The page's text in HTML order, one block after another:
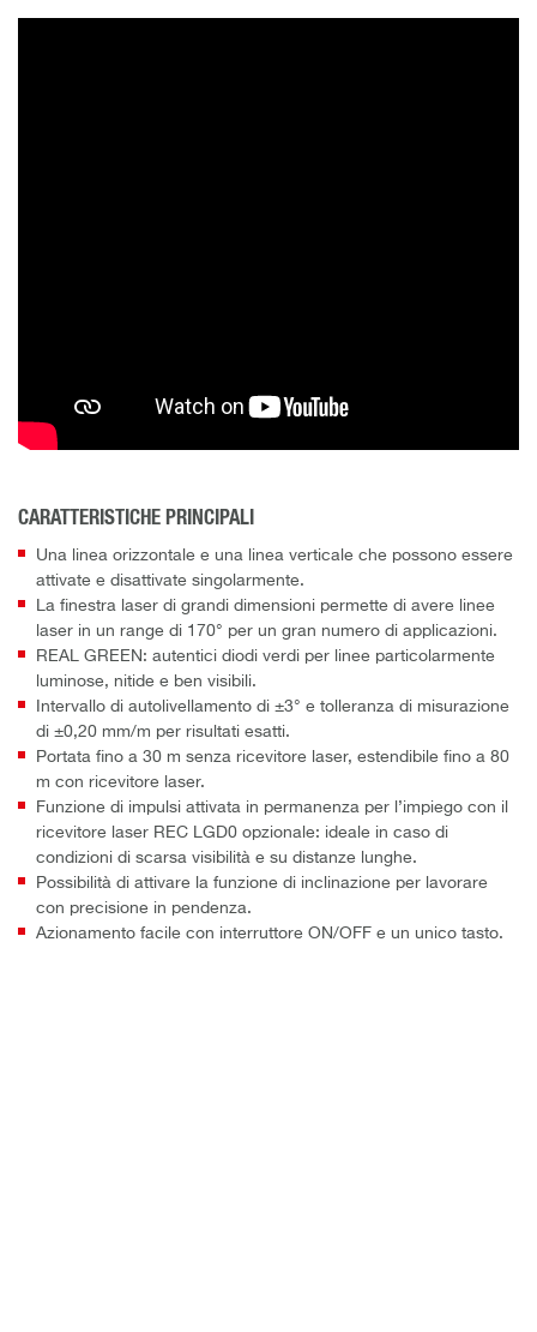
CARATTERISTICHE PRINCIPALI
Una linea orizzontale e una linea verticale che possono essere
attivate e disattivate singolarmente.
La finestra laser di grandi dimensioni permette di avere linee
laser in un range di 170° per un gran numero di applicazioni.
REAL GREEN: autentici diodi verdi per linee particolarmente
luminose, nitide e ben visibili.
Intervallo di autolivellamento di ±3° e tolleranza di misurazione
di ±0,20 mm/m per risultati esatti.
Portata fino a 30 m senza ricevitore laser, estendibile fino a 80
m con ricevitore laser.
Funzione di impulsi attivata in permanenza per l’impiego con il
ricevitore laser REC LGD0 opzionale: ideale in caso di
condizioni di scarsa visibilità e su distanze lunghe.
Possibilità di attivare la funzione di inclinazione per lavorare
con precisione in pendenza.
Azionamento facile con interruttore ON/OFF e un unico tasto.